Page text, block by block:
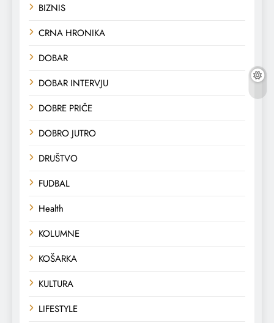
BIZNIS
CRNA HRONIKA
DOBAR
DOBAR INTERVJU
DOBRE PRIČE
DOBRO JUTRO
DRUŠTVO
FUDBAL
Health
KOLUMNE
KOŠARKA
KULTURA
LIFESTYLE